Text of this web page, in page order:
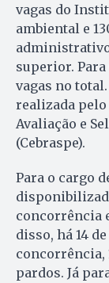
vagas do
ambiental e
superior.
vagas no
realizada
Avaliação e
(Cebraspe).
Para o cargo
concorrência
disso, há 14
concorrência,
pardos. Já